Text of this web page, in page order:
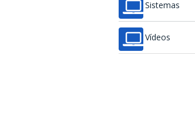
Sistemas
Vídeos